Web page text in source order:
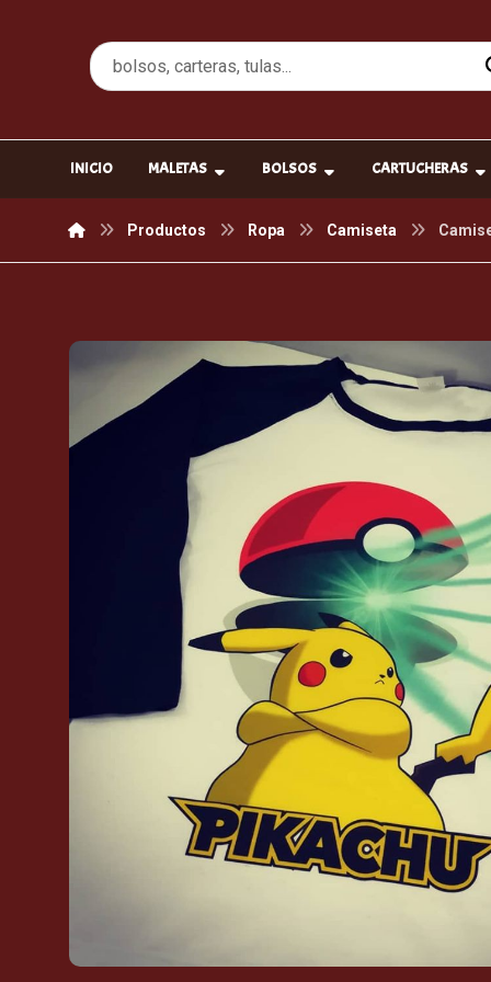
INICIO MALETAS BOLSOS CARTUCHERAS
Productos Ropa Camiseta